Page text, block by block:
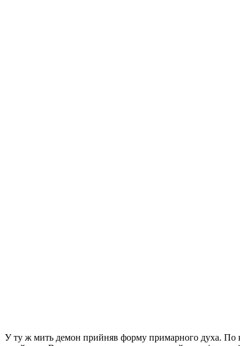
У ту ж мить демон прийняв форму примарного духа. По